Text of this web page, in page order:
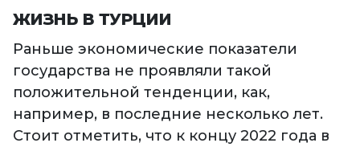
ЖИЗНЬ В ТУРЦИИ
Раньше экономические показатели
государства не проявляли такой
положительной тенденции, как,
например, в последние несколько лет.
Стоит отметить, что к концу 2022 года в